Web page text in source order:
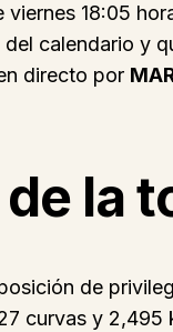
18:05
calendario y
directo por
la
de
curvas y